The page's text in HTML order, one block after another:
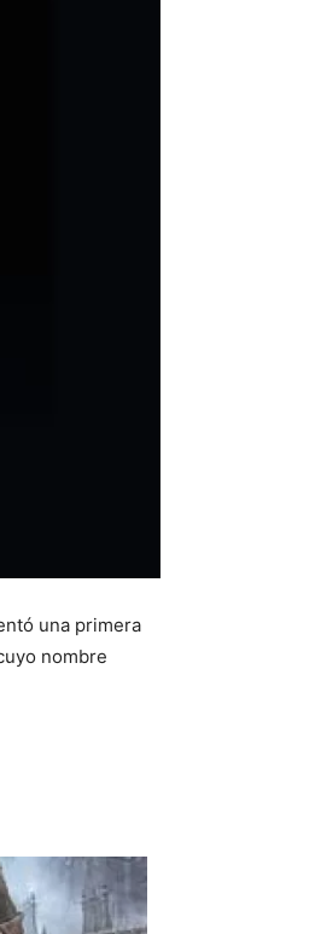
una primera
nombre